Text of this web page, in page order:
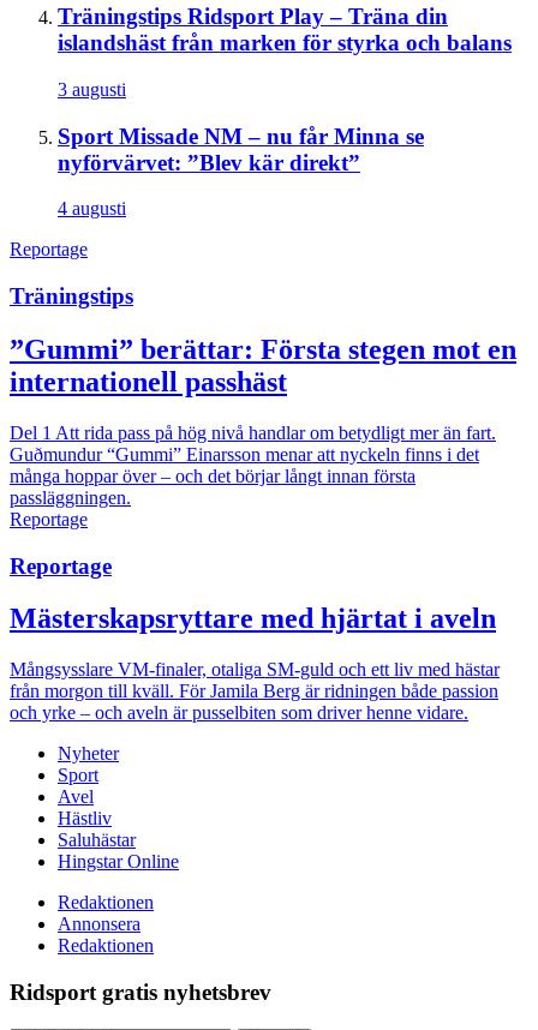
Träningstips Ridsport Play – Träna din
islandshäst från marken för styrka och balans
3 augusti
Sport Missade NM – nu får Minna se
nyförvärvet: ”Blev kär direkt”
4 augusti
Reportage
Träningstips
”Gummi” berättar: Första stegen mot en
internationell passhäst
Del 1 Att rida pass på hög nivå handlar om betydligt mer än fart.
Guðmundur “Gummi” Einarsson menar att nyckeln finns i det
många hoppar över – och det börjar långt innan första
passläggningen.
Reportage
Reportage
Mästerskapsryttare med hjärtat i aveln
Mångsysslare VM-finaler, otaliga SM-guld och ett liv med hästar
från morgon till kväll. För Jamila Berg är ridningen både passion
och yrke – och aveln är pusselbiten som driver henne vidare.
Nyheter
Sport
Avel
Hästliv
Saluhästar
Hingstar Online
Redaktionen
Annonsera
Redaktionen
Ridsport gratis nyhetsbrev